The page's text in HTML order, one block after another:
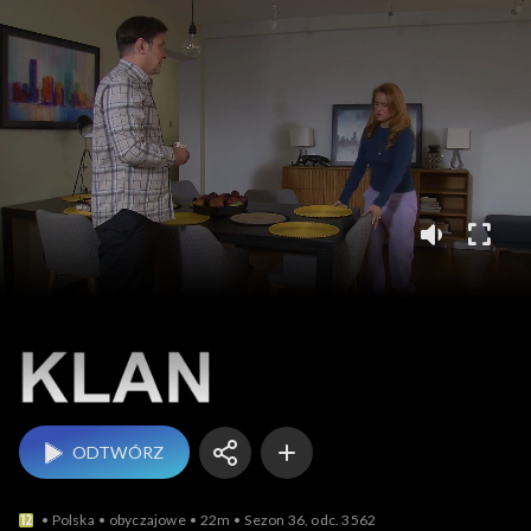
Klan
ODTWÓRZ
Polska obyczajowe 22m Sezon 36, odc. 3562